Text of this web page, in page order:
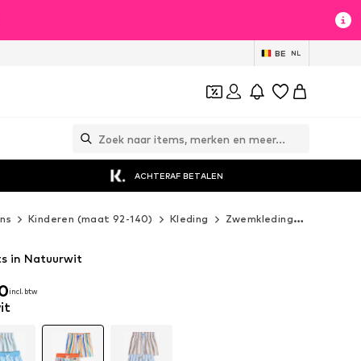
BE NL
ACHTERAF BETALEN
Kinderen (maat 92-140) Kleding Zwemkleding
incl. btw
incl. btw
in Natuurwit